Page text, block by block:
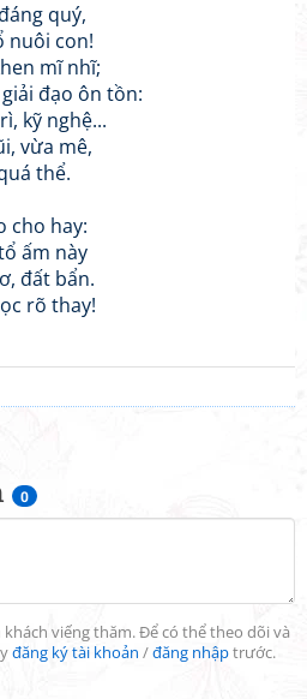
0
viếng thăm. Để có thể theo dõi và
đăng ký tài khoản /đăng nhậptrước.
quý,
nuôi con!
mĩ nhĩ;
đạo ôn tồn:
kỹ nghệ...
vừa mê,
thể.
cho hay:
ấm này
đất bẩn.
rõ thay!